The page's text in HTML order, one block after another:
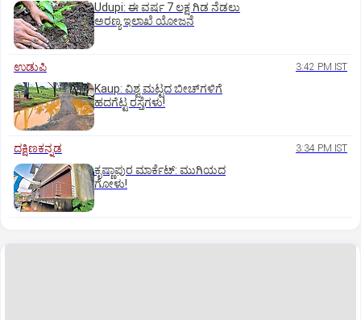
Udupi: ಈ ವರ್ಷ 7 ಲಕ್ಷ ಗಿಡ ನೆಡಲು
ಅರಣ್ಯ ಇಲಾಖೆ ಯೋಜನೆ
ಉಡುಪಿ 3:42 PM IST
Kaup: ವಿಶ್ವ ಮಟ್ಟದ ಬೀಚ್‌ಗಳಿಗೆ
ಹದಗೆಟ್ಟ ರಸ್ತೆಗಳು!
ದಕ್ಷಿಣಕನ್ನಡ 3:34 PM IST
ಕೃಷ್ಣಾಪುರ ಮಾರ್ಕೆಟ್‌: ಮುಗಿಯದ
ಗೋಳು!